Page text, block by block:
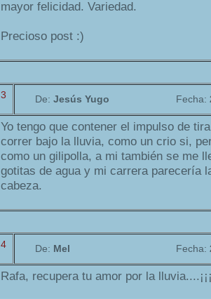
mayor felicidad. Variedad.
Precioso post :)
3 De: Jesús Yugo Fecha:
Yo tengo que contener el impulso de
correr bajo la lluvia, como un crio si,
como un gilipolla, a mi también se me
gotitas de agua y mi carrera parecería
cabeza.
4 De: Mel Fecha:
Rafa, recupera tu amor por la